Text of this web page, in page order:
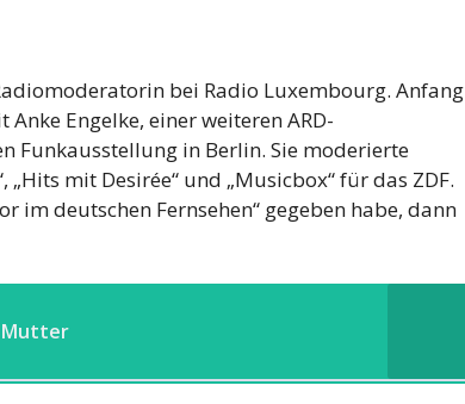
bei Radio Luxembourg. Anfang
Engelke, einer weiteren ARD-
Funkausstellung in Berlin. Sie moderierte
mit Desirée“ und „Musicbox“ für das ZDF.
im deutschen Fernsehen“ gegeben habe, dann
Mutter